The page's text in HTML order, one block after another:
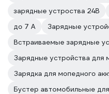
зарядные устроства 24В
до 7 А
Зарядные
Встраиваемые зарядные
Зарядка для мопедного
Бустер автомобильные